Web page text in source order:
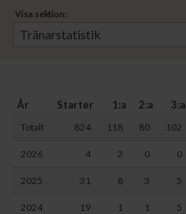
Visa sektion:
År Starter 1:a 2:a 3:a
Totalt 824 118 80 102
2026 4 2 0 0
2025 31 8 3 5
2024 19 1 1 5